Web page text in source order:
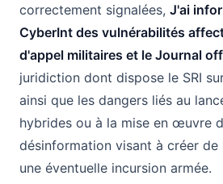
correctement signalées, J'ai
CyberInt des vulnérabilités
d'appel militaires et le Journal
juridiction dont dispose le SRI
ainsi que les dangers liés au
hybrides ou à la mise en œuvre
désinformation visant à créer de
une éventuelle incursion armée.